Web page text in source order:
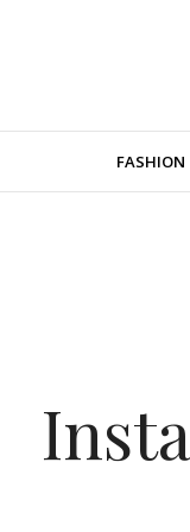
FASHION